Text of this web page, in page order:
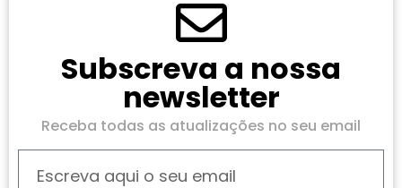
Subscreva a nossa
newsletter
Receba todas as atualizações no seu email